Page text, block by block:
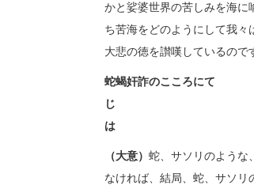
かと娑婆世界の苦しみを海に
ち苦海をどのようにして我
大悲の徳を讃嘆しているので
蛇蝎奸詐の
じ
（大意） 蛇、サソリのような
なければ、